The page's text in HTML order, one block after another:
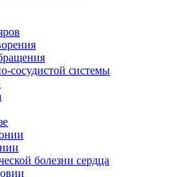
сосудистой системы
болезни сердца